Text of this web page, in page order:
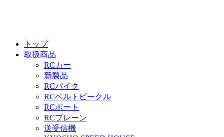
トップ
取扱商品
RCカー
新製品
RCバイク
RCベルトビークル
RCボート
RCプレーン
送受信機